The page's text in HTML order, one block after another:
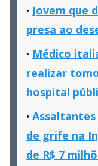
Jovem que
presa ao
Médico
realizar
hospital
de grife na
de R$ 7